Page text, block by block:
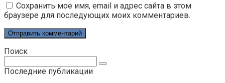
Сохранить моё имя, email и адрес сайта в этом
браузере для последующих моих комментариев.
Поиск
Последние публикации